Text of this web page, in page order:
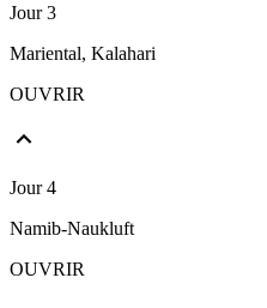
Jour 3
Mariental, Kalahari
OUVRIR
Jour 4
Namib-Naukluft
OUVRIR